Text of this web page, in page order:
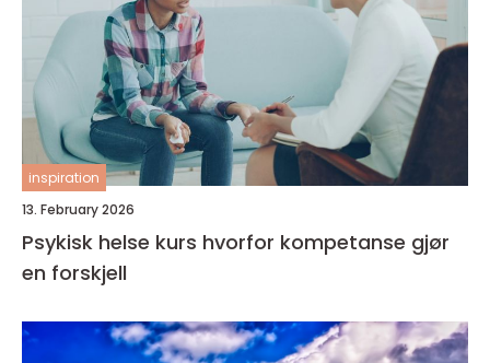
inspiration
13. February 2026
Psykisk helse kurs hvorfor kompetanse gjør
en forskjell